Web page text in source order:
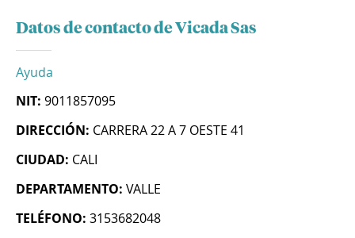
Datos de contacto de Vicada Sas
Ayuda
NIT: 9011857095
DIRECCIÓN: CARRERA 22 A 7 OESTE 41
CIUDAD: CALI
DEPARTAMENTO: VALLE
TELÉFONO: 3153682048